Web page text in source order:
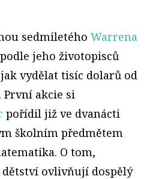
sedmiletého Warrena
jeho životopisců
vydělat tisíc dolarů od
První akcie si
pořídil již ve dvanácti
školním předmětem
O tom,
ovlivňují dospělý